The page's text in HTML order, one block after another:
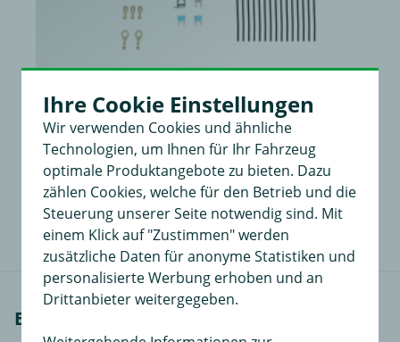
Universal Erweiterungssatz
für Dauerplus, Masse und Ladeleitung mit Abschaltrelais
52,00 €
34,99 €
Einbauanleitungen
Ihre Cookie Einstellungen
Wir verwenden Cookies und ähnliche
Technologien, um Ihnen für Ihr Fahrzeug
optimale Produktangebote zu bieten. Dazu
zählen Cookies, welche für den Betrieb und die
Steuerung unserer Seite notwendig sind. Mit
einem Klick auf "Zustimmen" werden
zusätzliche Daten für anonyme Statistiken und
personalisierte Werbung erhoben und an
Drittanbieter weitergegeben.